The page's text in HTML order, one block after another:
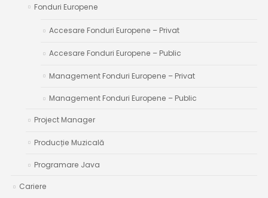
Fonduri Europene
Accesare Fonduri Europene – Privat
Accesare Fonduri Europene – Public
Management Fonduri Europene – Privat
Management Fonduri Europene – Public
Project Manager
Producție Muzicală
Programare Java
Cariere